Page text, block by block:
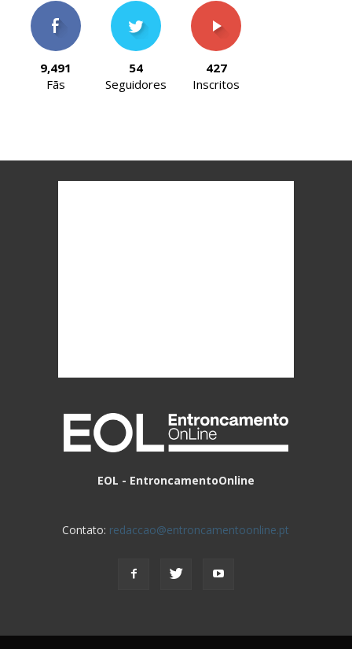
9,491
Fãs
54
Seguidores
427
Inscritos
EOL - EntroncamentoOnline
Contato: redaccao@entroncamentoonline.pt